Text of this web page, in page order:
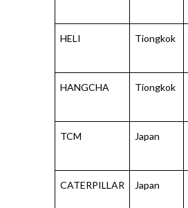
HELI Tiongkok
HANGCHA Tiongkok
TCM Japan
CATERPILLAR Japan